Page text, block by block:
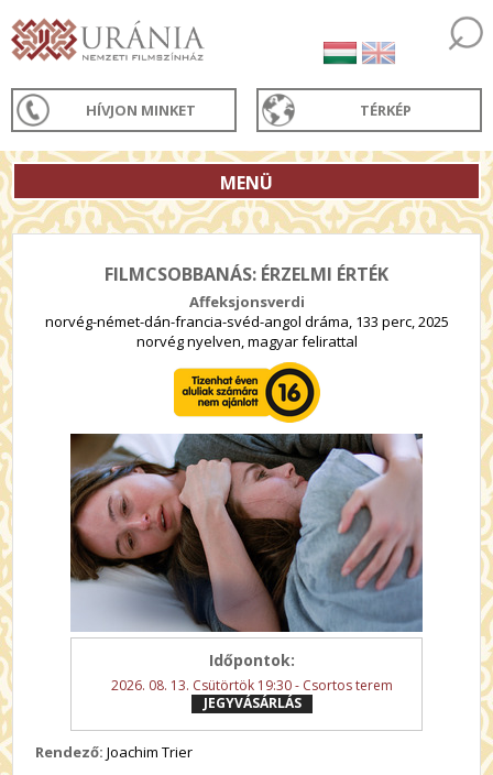
HÍVJON MINKET TÉRKÉP
MENÜ
FILMCSOBBANÁS: ÉRZELMI ÉRTÉK
Affeksjonsverdi
norvég-német-dán-francia-svéd-angol dráma, 133 perc, 2025
norvég nyelven, magyar felirattal
Időpontok:
2026. 08. 13. Csütörtök 19:30 - Csortos terem
JEGYVÁSÁRLÁS
Rendező: Joachim Trier